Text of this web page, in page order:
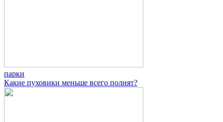
парки
Какие пуховики меньше всего полнят?